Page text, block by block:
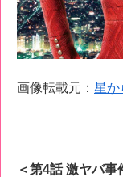
画像転載元： 星か
＜第4話 激ヤバ事